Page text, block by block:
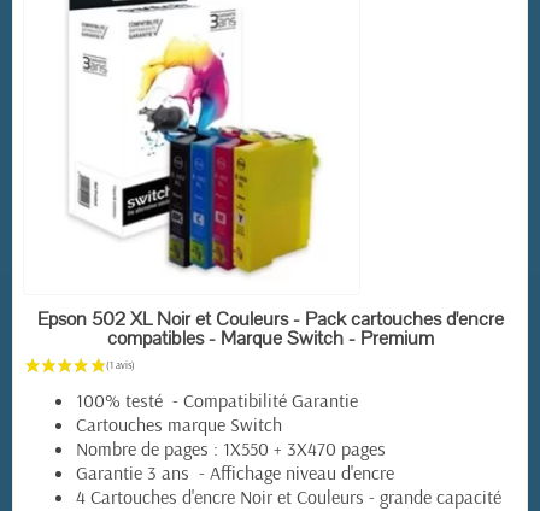
(10 avis) EN STOCK
Epson 502 XL Noir et Couleurs - Pack cartouches d'encre
compatibles - Marque Switch - Premium
100% testé - Compatibilité Garantie
Cartouches marque Switch
Nombre de pages : 1X550 + 3X470 pages
Garantie 3 ans - Affichage niveau d'encre
4 Cartouches d'encre Noir et Couleurs - grande capacité